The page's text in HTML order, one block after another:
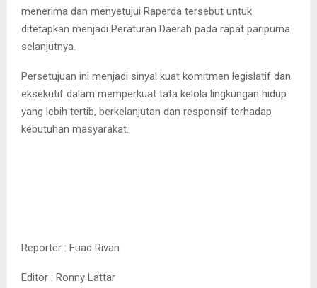
menerima dan menyetujui Raperda tersebut untuk
ditetapkan menjadi Peraturan Daerah pada rapat paripurna
selanjutnya.
Persetujuan ini menjadi sinyal kuat komitmen legislatif dan
eksekutif dalam memperkuat tata kelola lingkungan hidup
yang lebih tertib, berkelanjutan dan responsif terhadap
kebutuhan masyarakat.
Reporter : Fuad Rivan
Editor : Ronny Lattar